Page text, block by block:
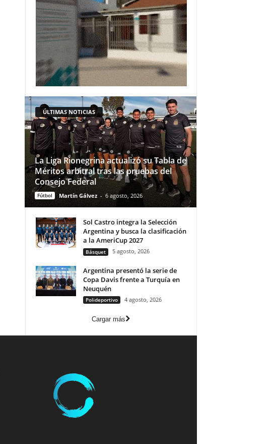
ÚLTIMAS NOTICIAS
La Liga Rionegrina actualizó su Tabla de
Méritos arbitral tras las pruebas del
Consejo Federal
Fútbol Martín Gálvez - 6 agosto, 2026
Sol Castro integra la Selección
Argentina y busca la clasificación
a la AmeriCup 2027
Básquet 5 agosto, 2026
Argentina presentó la serie de
Copa Davis frente a Turquía en
Neuquén
Polideportivo 4 agosto, 2026
Cargar más